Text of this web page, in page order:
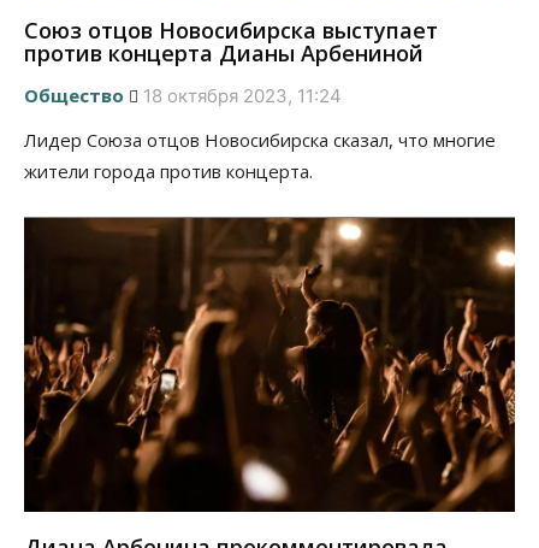
Союз отцов Новосибирска выступает
против концерта Дианы Арбениной
Общество 18 октября 2023, 11:24
Лидер Союза отцов Новосибирска сказал, что многие
жители города против концерта.